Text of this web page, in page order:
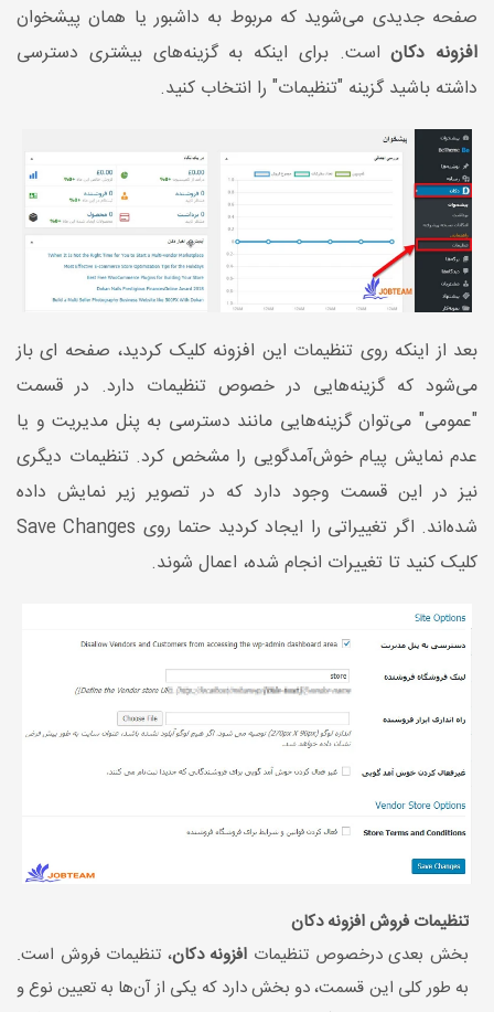
صفحه جدیدی می‌شوید که مربوط به داشبور یا همان پیشخوان
افزونه دکاناست. برای اینکه به گزینه‌های بیشتری دسترسی
داشته باشید گزینه "تنظیمات" را انتخاب کنید.
بعد از اینکه روی تنظیمات این افزونه کلیک کردید، صفحه ای باز
می‌شود که گزینه‌هایی در خصوص تنظیمات دارد. در قسمت
"عمومی" می‌توان گزینه‌هایی مانند دسترسی به پنل مدیریت و یا
عدم نمایش پیام خوش‌آمدگویی را مشخص کرد. تنظیمات دیگری
نیز در این قسمت وجود دارد که در تصویر زیر نمایش داده
شده‌اند. اگر تغییراتی را ایجاد کردید حتما روی Save Changes
کلیک کنید تا تغییرات انجام شده، اعمال شوند.
تنظیمات فروش افزونه دکان
بخش بعدی درخصوص تنظیمات افزونه دکان، تنظیمات فروش است.
به طور کلی این قسمت، دو بخش دارد که یکی از آن‌ها به تعیین نوع و